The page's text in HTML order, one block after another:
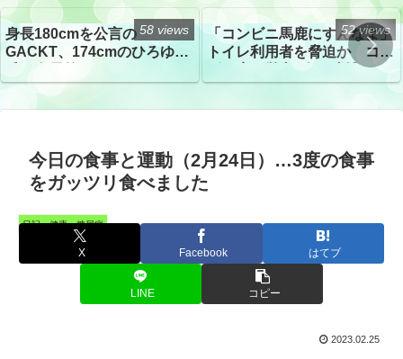
身長180cmを公言の
GACKT、174cmのひろゆき
トざわつき イベントでの写
真が話題
58 views
「コンビニ馬鹿にすんなよ」
トイレ利用者を脅迫か コン
52 views
今日の食事と運動（2月24日）…3度の食事
をガッツリ食べました
日記・健康・糖尿病
X Facebook はてブ
LINE コピー
2023.02.25